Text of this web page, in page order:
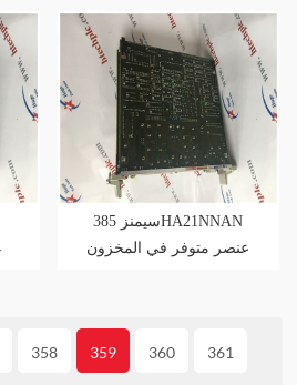
سيمنز 385HA21NNAN
عنصر متوفر في المخزون
358 359 360 361